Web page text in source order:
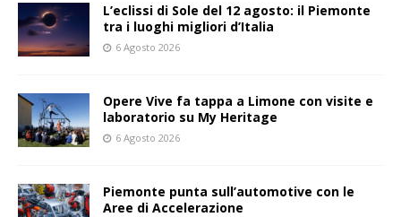
L’eclissi di Sole del 12 agosto: il Piemonte
tra i luoghi migliori d’Italia
6 Agosto 2026
Opere Vive fa tappa a Limone con visite e
laboratorio su My Heritage
6 Agosto 2026
Piemonte punta sull’automotive con le
Aree di Accelerazione